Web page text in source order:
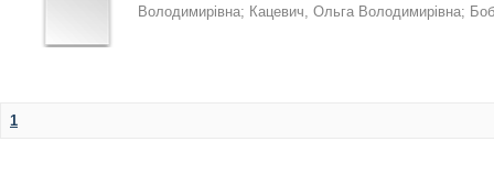
Володимирівна; Кацевич, Ольга Володимирівна;
1